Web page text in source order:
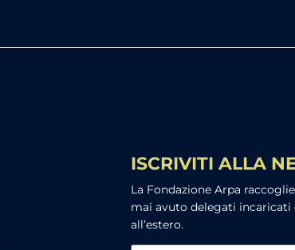
ISCRIVITI ALLA
La Fondazione Arpa
mai avuto delegati incaricati
all’estero.